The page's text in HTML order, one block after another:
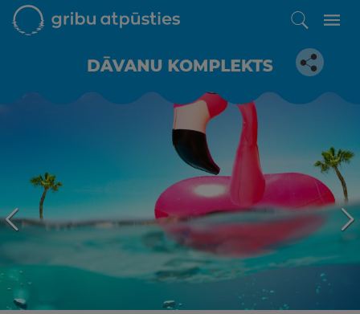
Iepatikās šis piedāvājums?
Līdz brīnišķīgai atpūtai atlikuši tikai daži soļi
PĒRKU